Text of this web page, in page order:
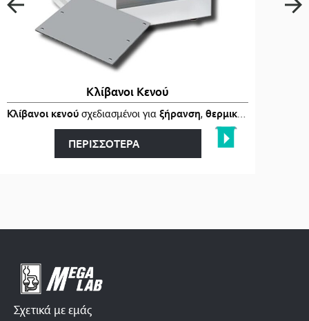
στα…
Κλίβανοι Κενού
Κλίβανοι κενού σχεδιασμένοι για ξήρανση, θερμική επεξεργασία
ΠΕΡΙΣΣΟΤΕΡΑ
Σχετικά με εμάς